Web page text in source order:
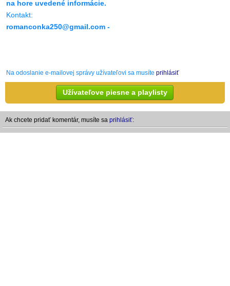
na hore uvedené informácie.
Kontakt:
romanconka250@gmail.com -
Na odoslanie e-mailovej správy užívateľovi sa musíte prihlásiť
Užívateľove piesne a playlisty
Ak chcete pridať komentár, musíte sa prihlásiť: